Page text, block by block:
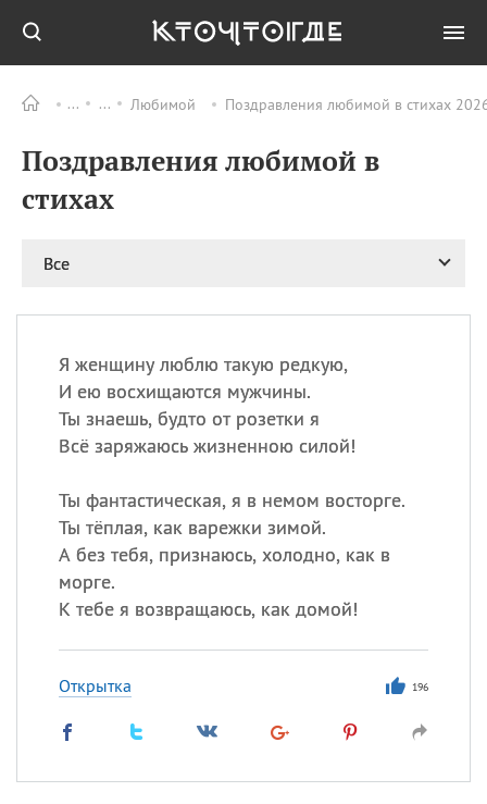
Любимой Поздравления любимой в стихах
Поздравления любимой в
стихах
Все
Я женщину люблю такую редкую,
И ею восхищаются мужчины.
Ты знаешь, будто от розетки я
Всё заряжаюсь жизненною силой!
Ты фантастическая, я в немом восторге.
Ты тёплая, как варежки зимой.
А без тебя, признаюсь, холодно, как в
морге.
К тебе я возвращаюсь, как домой!
Открытка 196
ПРАЗДНИКИ Все
09.08 День памяти жертв
день
рисового пудинга
09.08 День Дымняшки
(Smokey Bear Day)
Сегодня празднуют именины